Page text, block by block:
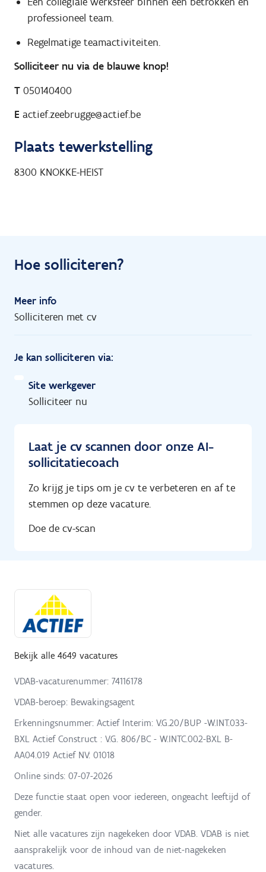
professioneel team.
Regelmatige teamactiviteiten.
Solliciteer nu via de blauwe knop!
T 050140400
E actief.zeebrugge@actief.be
Plaats tewerkstelling
8300 KNOKKE-HEIST
Hoe solliciteren?
Meer info
Solliciteren met cv
Je kan solliciteren via:
Site werkgever
Solliciteer nu
Laat je cv scannen door onze AI-
sollicitatiecoach
Zo krijg je tips om je cv te verbeteren en af te
stemmen op deze vacature.
Doe de cv-scan
Bekijk alle 4649 vacatures
VDAB-vacaturenummer: 74116178
VDAB-beroep: Bewakingsagent
Erkenningsnummer: Actief Interim: V.G.20/BUP -W.INT.033-
BXL Actief Construct : V.G. 806/BC - W.INTC.002-BXL B-
AA04.019 Actief NV: 01018
Online sinds: 07-07-2026
Deze functie staat open voor iedereen, ongeacht leeftijd of
gender.
Niet alle vacatures zijn nagekeken door VDAB. VDAB is niet
aansprakelijk voor de inhoud van de niet-nagekeken
vacatures.